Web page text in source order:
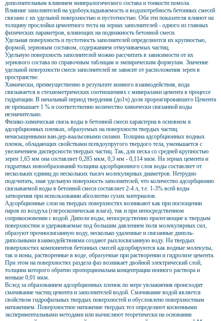
дополнительным влиянием минералогического состава и тонкости помола.
Влияние заполнителей на удобоукладываемость и водопотребность бетонных смесей
связано с их удельной поверхностью и пустотностью. Оба эти показателя влияют на
толщину прослойки цементного теста на зернах заполнителей - одного из главных
физических параметров, влияющих на подвижность бетонной смеси.
Удельная поверхность и пустотность заполнителей определяются их крупностью,
формой, зерновым составом, содержанием отмучиваемых частиц.
Удельную поверхность заполнителей можно рассчитать в зависимости от их
зернового состава по справочным таблицам и эмпирическим формулам. Значение
удельной поверхности смеси заполнителей не зависит от расположения зерен в
пространстве.
Химически, преимущественно в результате ионного взаимодействия, вода
связывается в стехиометрических соотношениях с минералами цемента в процессе
гидратации. В начальный период твердения (до1ч) доля прореагировавшего Цемента
не превышает 1 % и соответственно количество химически связанной воды
незначительно.
Физико-химическая связь воды в бетонной смеси характерна в основном в
адсорбционных пленках, образуемых на поверхности твердых частиц
ненасыщенными ван-дер-ваальсовыми силами. Толщина адсорбционных водных
пленок, обладающих свойствами псевдоупругого твердого тела, уменьшается с
увеличением дисперсности твердых частиц. Так, для песка со средней крупностью
зерен 1,65 мм она составляет 0,285 мкм, 0,3 мм - 0,114 мкм. На зернах цемента и
гидратных новообразований толщина адсорбционного слоя воды составляет от
нескольких единиц до нескольких тысяч молекулярных диаметров. Нетрудно
подсчитать, зная удельную поверхность заполнителей, что количество адсорбционно
связываемой воды в бетонной смеси составляет 2-4 л, т.е. 1-3% всей воды
затворения при использовании абсолютно сухих материалов.
Адсорбционные слои на твердых поверхностях возникают как при поглощении
паров из воздуха (гигроскопическая влага), так и при непосредственном
соприкосновении с водой. Диполи воды, непосредственно прилегающие к твердым
поверхностям и удерживаемые под большим давлением поля молекулярных сил,
образуют прочносвязанную воду, несколько удаленные и связанные диполь-
дипольными взаимодействиями создают рыхлосвязанную воду. На твердых
поверхностях компонентов бетонных смесей адсорбируются как водные молекулы,
так и ионы, растворенные в воде, образуемые при растворении и гидролизе цемента.
При этом на поверхностях раздела фаз возникает двойной электрический слой,
толщина которого обратно пропорциональна концентрации ионного раствора и
меньше 0,01 мкм.
Вслед за образованием адсорбционных пленок по мере увлажнения происходит
смачивание частиц цемента и заполнителей водой. Смачивание водой является
свойством гидрофильных твердых поверхностей и обусловлено поверхностным
натяжением. Поверхностное натяжение твердых тел определяют косвенными
экспериментальными методами или вычисляют теоретически на основании